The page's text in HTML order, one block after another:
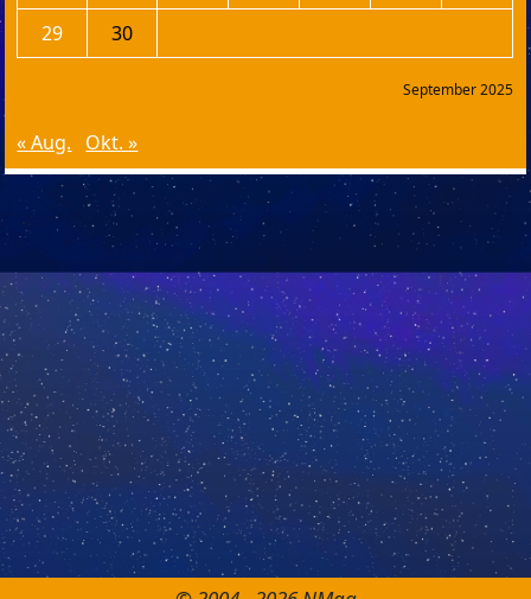
September 2025
29
30
« Aug. Okt. »